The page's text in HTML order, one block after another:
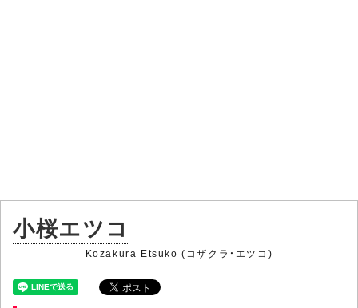
小桜エツコ
Kozakura Etsuko (コザクラ・エツコ)